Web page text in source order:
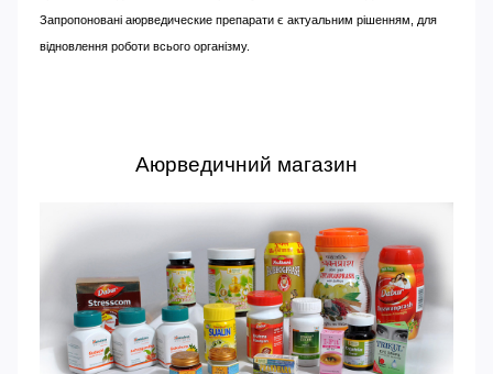
Запропоновані аюрведические препарати є актуальним рішенням, для
відновлення роботи всього організму.
Аюрведичний магазин